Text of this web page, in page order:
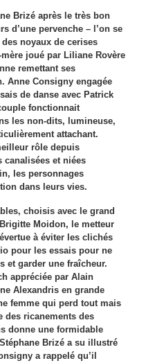
Brizé après le très bon
d’une pervenche – l’on se
noyaux de cerises
joué par Liliane Rovère
remettant ses
Anne Consigny engagée
de danse avec Patrick
fonctionnait
les non-dits, lumineuse,
attachant.
rôle depuis
canalisées et niées
les personnages
dans leurs vies.
choisis avec le grand
Moidon, le metteur
à éviter les clichés
pour les essais pour ne
et garder une fraîcheur.
appréciée par Alain
Alexandris en grande
femme qui perd tout mais
des ricanements des
donne une formidable
Brizé a su illustré
a rappelé qu’il